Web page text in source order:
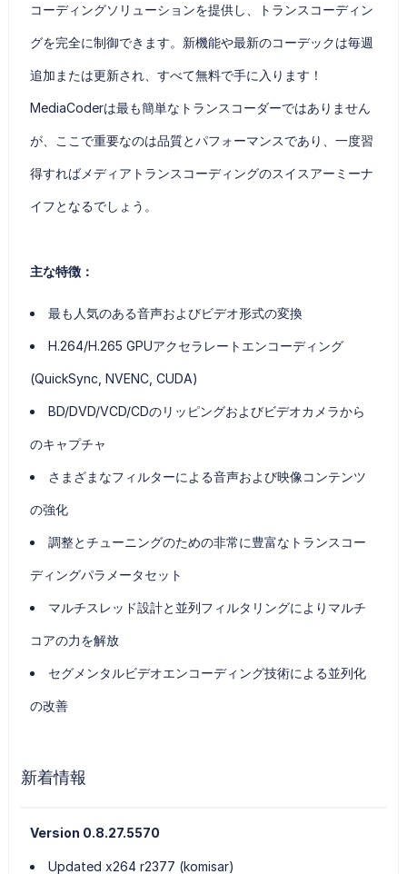
コーディングソリューションを提供し、トランスコーディン
グを完全に制御できます。新機能や最新のコーデックは毎週
追加または更新され、すべて無料で手に入ります！
MediaCoderは最も簡単なトランスコーダーではありません
が、ここで重要なのは品質とパフォーマンスであり、一度習
得すればメディアトランスコーディングのスイスアーミーナ
イフとなるでしょう。
主な特徴：
最も人気のある音声およびビデオ形式の変換
H.264/H.265 GPUアクセラレートエンコーディング
(QuickSync, NVENC, CUDA)
BD/DVD/VCD/CDのリッピングおよびビデオカメラから
のキャプチャ
さまざまなフィルターによる音声および映像コンテンツ
の強化
調整とチューニングのための非常に豊富なトランスコー
ディングパラメータセット
マルチスレッド設計と並列フィルタリングによりマルチ
コアの力を解放
セグメンタルビデオエンコーディング技術による並列化
の改善
新着情報
Version 0.8.27.5570
Updated x264 r2377 (komisar)